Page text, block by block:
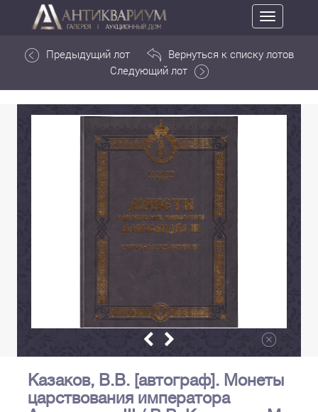
Toggle
navigation
Предыдущий лот
Вернуться к списку лотов
Следующий лот
Казаков, В.В. [автограф]. Монеты
царствования императора